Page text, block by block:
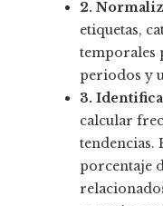
2.
etiquetas,
temporales
periodos y
3.
calcular
tendencias.
porcentaje